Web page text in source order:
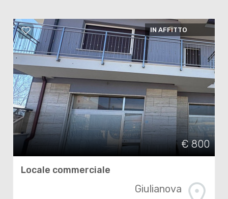
IN AFFITTO
€ 800
Locale commerciale
Giulianova